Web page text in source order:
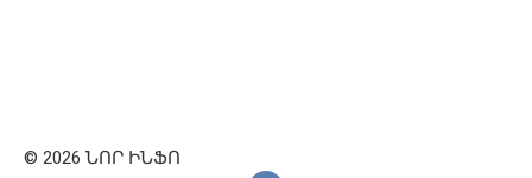
© 2026 ՆՈՐ ԻՆՖՈ